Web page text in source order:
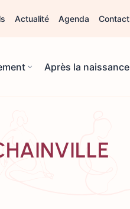
Actualité Agenda Contact
Après la naissance